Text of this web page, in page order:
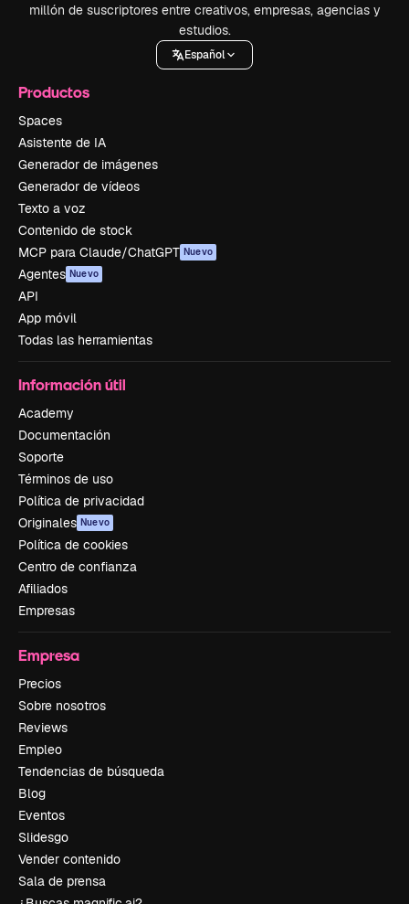
millón de suscriptores entre creativos, empresas, agencias y
estudios.
Español
Productos
Spaces
Asistente de IA
Generador de imágenes
Generador de vídeos
Texto a voz
Contenido de stock
MCP para Claude/ChatGPT Nuevo
Agentes Nuevo
API
App móvil
Todas las herramientas
Información útil
Academy
Documentación
Soporte
Términos de uso
Política de privacidad
Originales Nuevo
Política de cookies
Centro de confianza
Afiliados
Empresas
Empresa
Precios
Sobre nosotros
Reviews
Empleo
Tendencias de búsqueda
Blog
Eventos
Slidesgo
Vender contenido
Sala de prensa